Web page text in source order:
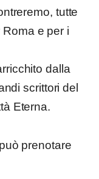
tutte
e per i
dalla
scrittori del
Eterna.
prenotare